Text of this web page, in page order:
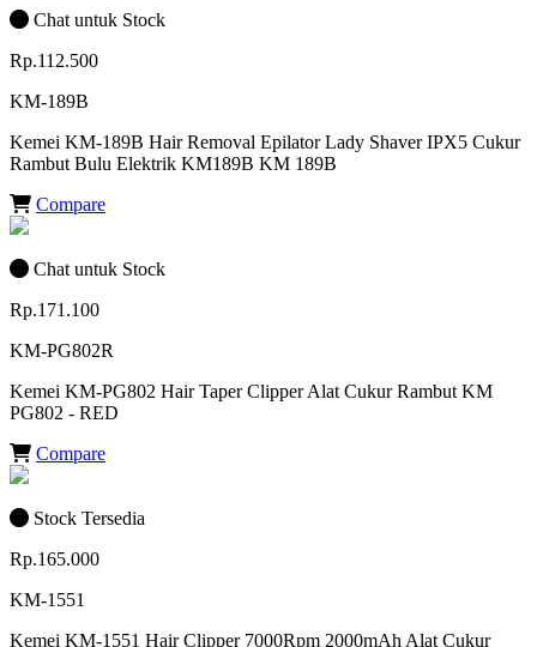
Chat untuk Stock
Rp.112.500
KM-189B
Kemei KM-189B Hair Removal Epilator Lady Shaver IPX5 Cukur
Rambut Bulu Elektrik KM189B KM 189B
Compare
Chat untuk Stock
Rp.171.100
KM-PG802R
Kemei KM-PG802 Hair Taper Clipper Alat Cukur Rambut KM
PG802 - RED
Compare
Stock Tersedia
Rp.165.000
KM-1551
Kemei KM-1551 Hair Clipper 7000Rpm 2000mAh Alat Cukur